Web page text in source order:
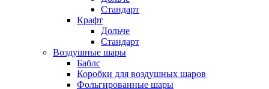
Стандарт
Крафт
Дольче
Стандарт
Воздушные шары
Баблс
Коробки для воздушных шаров
Фольгированные шары